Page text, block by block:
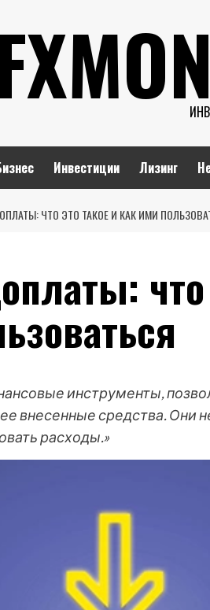
Инвестиции Лизинг
ЧТО ЭТО ТАКОЕ И КАК ИМИ
что
инструменты,
внесенные средства. Они
расходы.»